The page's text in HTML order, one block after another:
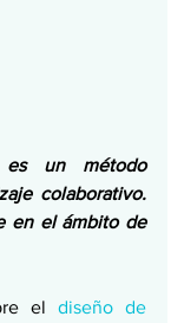
es un método
colaborativo.
en el ámbito de
el diseño de